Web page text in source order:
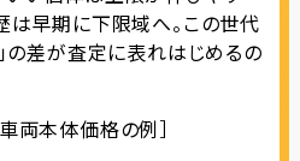
は早期に下限域へ。この世代
」の差が査定に表れはじめるの
両本体価格の例］